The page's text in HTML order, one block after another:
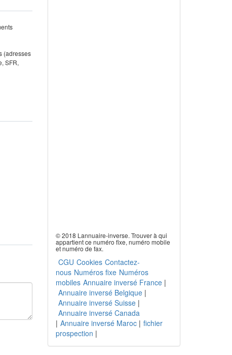
(adresses
SFR,
© 2018 Lannuaire-inverse. Trouver à qui
appartient ce numéro fixe, numéro mobile
et numéro de fax.
CGU Cookies Contactez-
nous Numéros fixe Numéros
mobiles Annuaire inversé France|
Annuaire inversé Belgique|
Annuaire inversé Suisse|
Annuaire inversé Canada
| Annuaire inversé Maroc| fichier
prospection |